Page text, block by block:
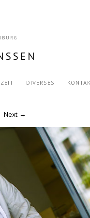
DIVERSES
Next →